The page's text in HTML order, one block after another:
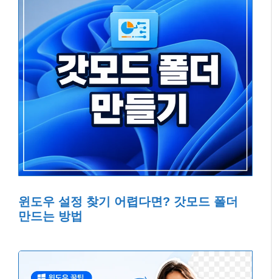
윈도우 설정 찾기 어렵다면? 갓모드 폴더
만드는 방법